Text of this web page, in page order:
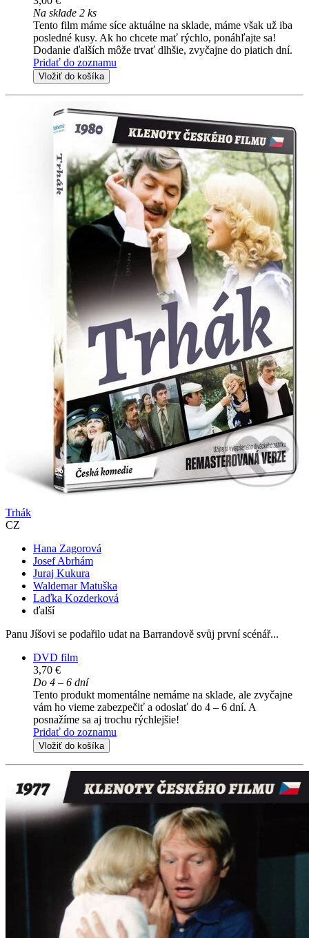
Na sklade 2 ks
Tento film máme síce aktuálne na sklade, máme však už iba
posledné kusy. Ak ho chcete mať rýchlo, ponáhľajte sa!
Dodanie ďalších môže trvať dlhšie, zvyčajne do piatich dní.
Pridať do zoznamu
Vložiť do košíka
Trhák
CZ
Hana Zagorová
Josef Abrhám
Juraj Kukura
Waldemar Matuška
Laďka Kozderková
ďalší
Panu Jíšovi se podařilo udat na Barrandově svůj první scénář...
DVD film
3,70 €
Do 4 – 6 dní
Tento produkt momentálne nemáme na sklade, ale zvyčajne
vám ho vieme zabezpečiť a odoslať do 4 – 6 dní. A
posnažíme sa aj trochu rýchlejšie!
Pridať do zoznamu
Vložiť do košíka